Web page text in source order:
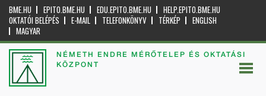
BME.HU EPITO.BME.HU EDU.EPITO.BME.HU
HELP.EPITO.BME.HU
OKTATÓI BELÉPÉS
E-MAIL TELEFONKÖNYV TÉRKÉP
ENGLISH
MAGYAR
NÉMETH ENDRE MÉRŐTELEP ÉS OKTATÁSI
KÖZPONT